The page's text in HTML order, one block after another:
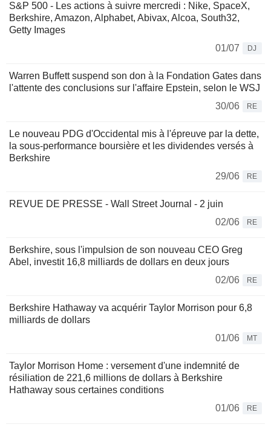
S&P 500 - Les actions à suivre mercredi : Nike, SpaceX,
Berkshire, Amazon, Alphabet, Abivax, Alcoa, South32,
Getty Images
01/07
DJ
Warren Buffett suspend son don à la Fondation Gates dans
l'attente des conclusions sur l'affaire Epstein, selon le WSJ
30/06
RE
Le nouveau PDG d'Occidental mis à l'épreuve par la dette,
la sous-performance boursière et les dividendes versés à
Berkshire
29/06
RE
REVUE DE PRESSE - Wall Street Journal - 2 juin
02/06
RE
Berkshire, sous l'impulsion de son nouveau CEO Greg
Abel, investit 16,8 milliards de dollars en deux jours
02/06
RE
Berkshire Hathaway va acquérir Taylor Morrison pour 6,8
milliards de dollars
01/06
MT
Taylor Morrison Home : versement d'une indemnité de
résiliation de 221,6 millions de dollars à Berkshire
Hathaway sous certaines conditions
01/06
RE